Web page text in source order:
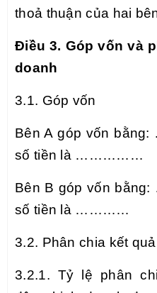
thoả thuận của hai
Điều 3. Góp vốn và
doanh
3.1. Góp vốn
Bên A góp vốn
số tiền là ……………
Bên B góp vốn
số tiền là …………
3.2. Phân chia kết
3.2.1. Tỷ lệ phân